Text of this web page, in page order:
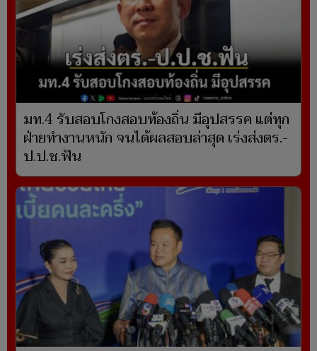
มท.4 รับสอบโกงสอบท้องถิ่น มีอุปสรรค แต่ทุก
ฝ่ายทำงานหนัก จนได้ผลสอบล่าสุด เร่งส่งตร.-
ป.ป.ช.ฟัน